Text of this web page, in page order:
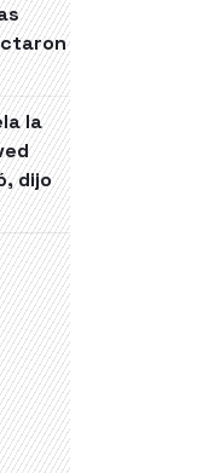
la
dijo